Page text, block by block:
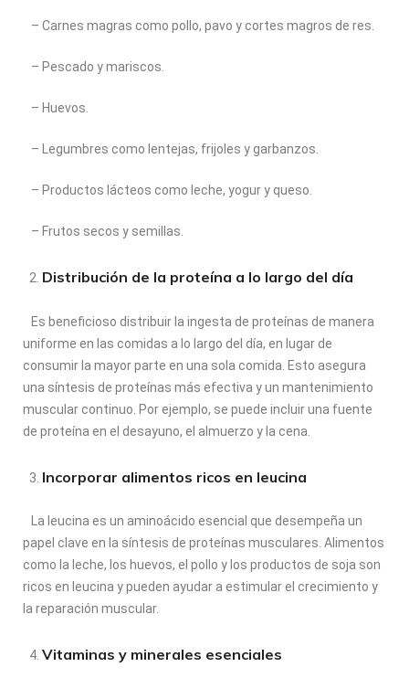
– Carnes magras como pollo, pavo y cortes magros de res.
– Pescado y mariscos.
– Huevos.
– Legumbres como lentejas, frijoles y garbanzos.
– Productos lácteos como leche, yogur y queso.
– Frutos secos y semillas.
Distribución de la proteína a lo largo del día
Es beneficioso distribuir la ingesta de proteínas de manera
uniforme en las comidas a lo largo del día, en lugar de
consumir la mayor parte en una sola comida. Esto asegura
una síntesis de proteínas más efectiva y un mantenimiento
muscular continuo. Por ejemplo, se puede incluir una fuente
de proteína en el desayuno, el almuerzo y la cena.
Incorporar alimentos ricos en leucina
La leucina es un aminoácido esencial que desempeña un
papel clave en la síntesis de proteínas musculares. Alimentos
como la leche, los huevos, el pollo y los productos de soja son
ricos en leucina y pueden ayudar a estimular el crecimiento y
la reparación muscular.
Vitaminas y minerales esenciales